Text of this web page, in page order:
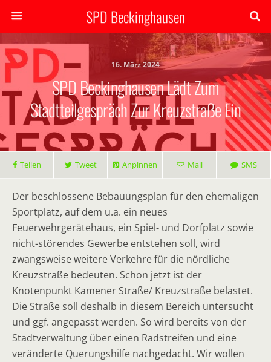
SPD Beckinghausen
16. März 2024
SPD Beckinghausen Lädt Zum
Stadtteilgespräch Zur Kreuzstraße Ein
Teilen Tweet Anpinnen Mail SMS
Der beschlossene Bebauungsplan für den ehemaligen
Sportplatz, auf dem u.a. ein neues
Feuerwehrgerätehaus, ein Spiel- und Dorfplatz sowie
nicht-störendes Gewerbe entstehen soll, wird
zwangsweise weitere Verkehre für die nördliche
Kreuzstraße bedeuten. Schon jetzt ist der
Knotenpunkt Kamener Straße/ Kreuzstraße belastet.
Die Straße soll deshalb in diesem Bereich untersucht
und ggf. angepasst werden. So wird bereits von der
Stadtverwaltung über einen Radstreifen und eine
veränderte Querungshilfe nachgedacht. Wir wollen